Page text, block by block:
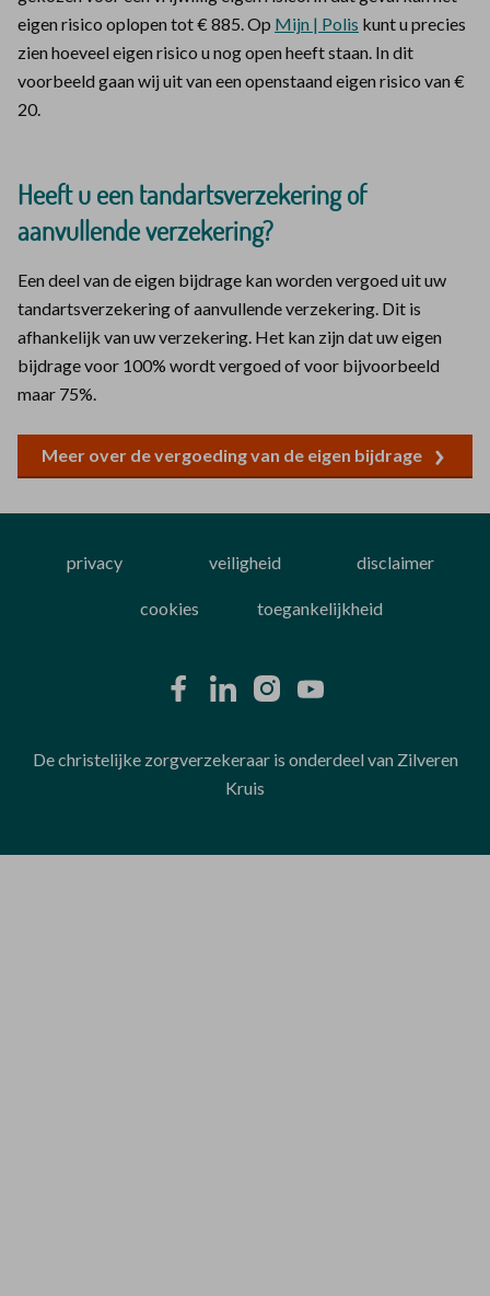
eigen risico oplopen tot € 885. Op Mijn | Polis kunt u precies
zien hoeveel eigen risico u nog open heeft staan. In dit
voorbeeld gaan wij uit van een openstaand eigen risico van €
20.
Heeft u een tandartsverzekering of
aanvullende verzekering?
Een deel van de eigen bijdrage kan worden vergoed uit uw
tandartsverzekering of aanvullende verzekering. Dit is
afhankelijk van uw verzekering. Het kan zijn dat uw eigen
bijdrage voor 100% wordt vergoed of voor bijvoorbeeld
maar 75%.
Meer over de vergoeding van de eigen bijdrage
privacy veiligheid disclaimer
cookies toegankelijkheid
De christelijke zorgverzekeraar is onderdeel van Zilveren
Kruis